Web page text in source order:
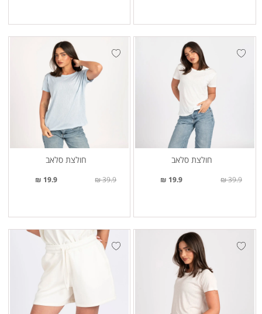
חולצת סלאב
19.9 ₪ 39.9 ₪
חולצת סלאב
19.9 ₪ 39.9 ₪